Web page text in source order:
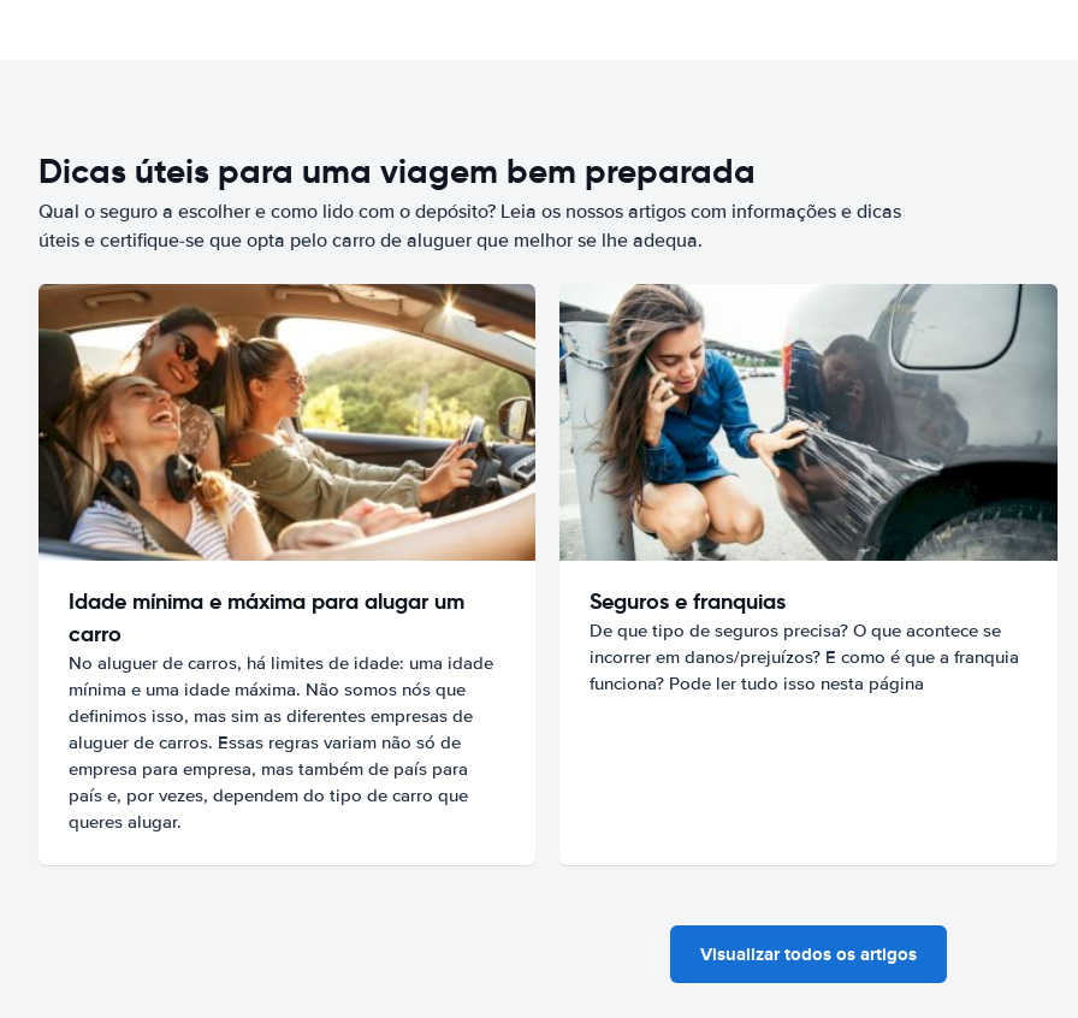
Dicas úteis para uma viagem bem preparada
Qual o seguro a escolher e como lido com o depósito? Leia os nossos artigos com informações e dicas
úteis e certifique-se que opta pelo carro de aluguer que melhor se lhe adequa.
Idade mínima e máxima para alugar um
carro
No aluguer de carros, há limites de idade: uma idade
mínima e uma idade máxima. Não somos nós que
definimos isso, mas sim as diferentes empresas de
aluguer de carros. Essas regras variam não só de
empresa para empresa, mas também de país para
país e, por vezes, dependem do tipo de carro que
queres alugar.
Seguros e franquias
De que tipo de seguros precisa? O que acontece se
incorrer em danos/prejuízos? E como é que a franquia
funciona? Pode ler tudo isso nesta página
Visualizar todos os artigos